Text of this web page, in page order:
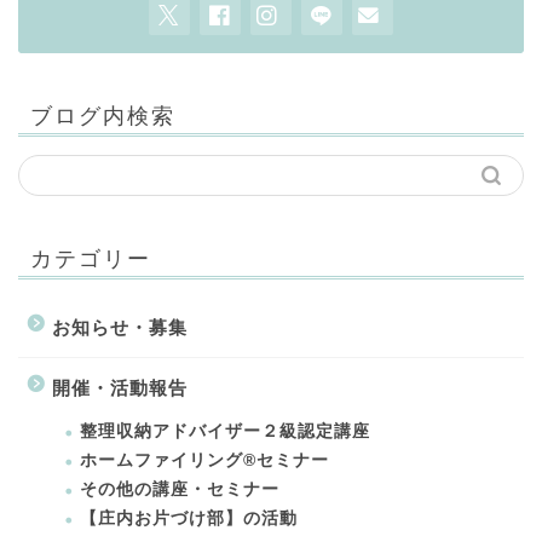
ブログ内検索
カテゴリー
お知らせ・募集
開催・活動報告
整理収納アドバイザー２級認定講座
ホームファイリング®セミナー
その他の講座・セミナー
【庄内お片づけ部】の活動